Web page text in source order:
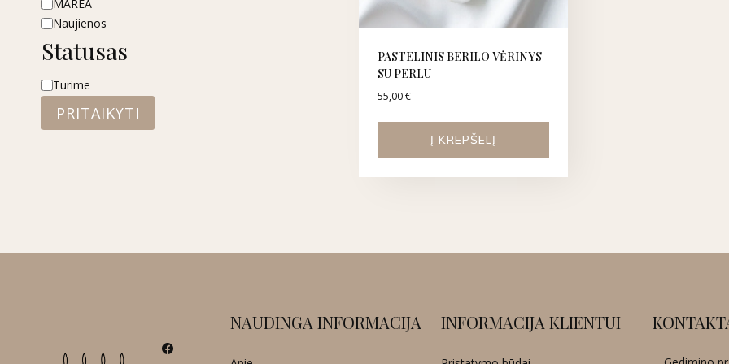
PASTELINIS BERILO VĖRINYS
SU PERLU
55,00€
Į KREPŠELĮ
MARÉA
Naujienos
Statusas
Statusas
Turime
PRITAIKYTI
NAUDINGA INFORMACIJA INFORMACIJA KLIENTUI